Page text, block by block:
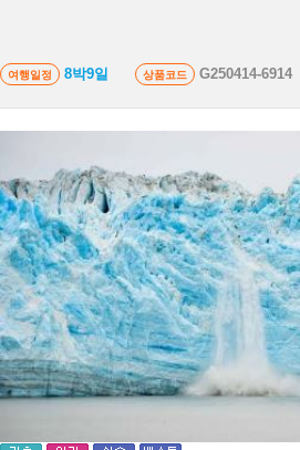
여행일정 8박9일 상품코드 G250414-6914